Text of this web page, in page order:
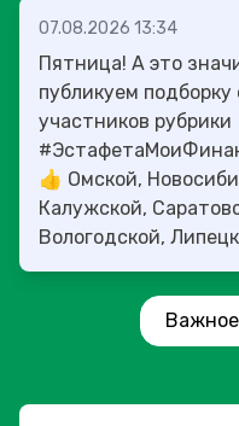
07.08.2026 13:34
Пятница! А это
публикуем подборку
участников рубрики
#ЭстафетаМоиФинансы!
👍 Омской,
Калужской,
Вологодской,
областям!